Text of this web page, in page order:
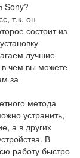
Sony?
т.к. он
состоит из
лучшие
чем вы можете
за
метода
устранить,
а в других
В
работу быстро